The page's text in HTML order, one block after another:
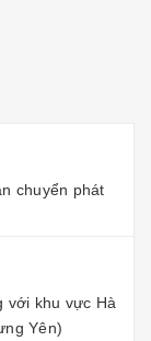
chuyển phát
với khu vực Hà
Yên)